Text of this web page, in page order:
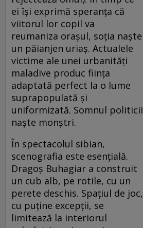
ei îşi exprimă speranţa că
viitorul lor copil va
reumaniza oraşul, soţia naşte
un păianjen uriaş. Actualele
victime ale unei urbanităţi
maladive produc fiinţa
adaptată perfect la o lume
suprapopulată şi
uniformizată. Somnul politicii
naşte monştri.
În spectacolul sibian,
scenografia este esenţială.
Dragoş Buhagiar a construit
un cub alb, pe rotile, cu un
perete deschis. Spaţiul de joc,
cu puţine excepţii, se
limitează la interiorul